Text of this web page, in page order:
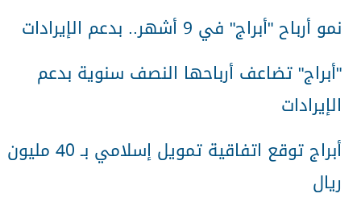
نمو أرباح "أبراج" في 9 أشهر.. بدعم الإيرادات
"أبراج" تضاعف أرباحها النصف سنوية بدعم
الإيرادات
أبراج توقع اتفاقية تمويل إسلامي بـ 40 مليون
ريال